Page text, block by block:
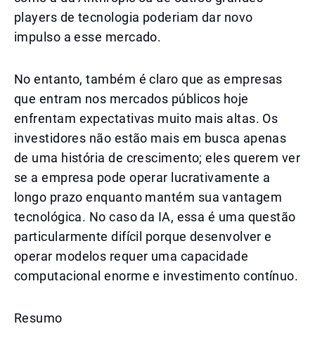
players de tecnologia poderiam dar novo
impulso a esse mercado.
No entanto, também é claro que as empresas
que entram nos mercados públicos hoje
enfrentam expectativas muito mais altas. Os
investidores não estão mais em busca apenas
de uma história de crescimento; eles querem ver
se a empresa pode operar lucrativamente a
longo prazo enquanto mantém sua vantagem
tecnológica. No caso da IA, essa é uma questão
particularmente difícil porque desenvolver e
operar modelos requer uma capacidade
computacional enorme e investimento contínuo.
Resumo